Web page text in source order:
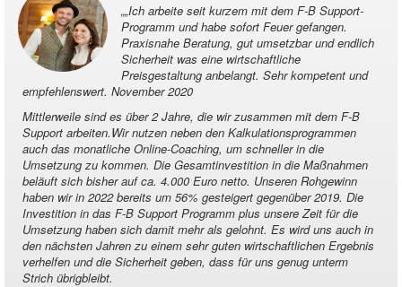
„„Ich arbeite seit kurzem mit dem F-B Support-
Programm und habe sofort Feuer gefangen.
Praxisnahe Beratung, gut umsetzbar und endlich
Sicherheit was eine wirtschaftliche
Preisgestaltung anbelangt. Sehr kompetent und
empfehlenswert. November 2020
Mittlerweile sind es über 2 Jahre, die wir zusammen mit dem F-B
Support arbeiten.Wir nutzen neben den Kalkulationsprogrammen
auch das monatliche Online-Coaching, um schneller in die
Umsetzung zu kommen. Die Gesamtinvestition in die Maßnahmen
beläuft sich bisher auf ca. 4.000 Euro netto. Unseren Rohgewinn
haben wir in 2022 bereits um 56% gesteigert gegenüber 2019. Die
Investition in das F-B Support Programm plus unsere Zeit für die
Umsetzung haben sich damit mehr als gelohnt. Es wird uns auch in
den nächsten Jahren zu einem sehr guten wirtschaftlichen Ergebnis
verhelfen und die Sicherheit geben, dass für uns genug unterm
Strich übrigbleibt.